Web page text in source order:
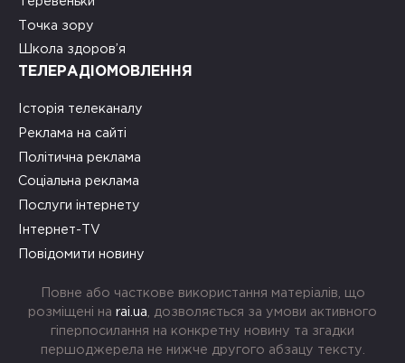
Точка зору
Школа здоров’я
ТЕЛЕРАДІОМОВЛЕННЯ
Історія телеканалу
Реклама на сайті
Політична реклама
Соціальна реклама
Послуги інтернету
Інтернет-TV
Повідомити новину
Повне або часткове використання матеріалів, що
розміщені на rai.ua , дозволяється за умови активного
гіперпосилання на конкретну новину та згадки
першоджерела не нижче другого абзацу тексту.